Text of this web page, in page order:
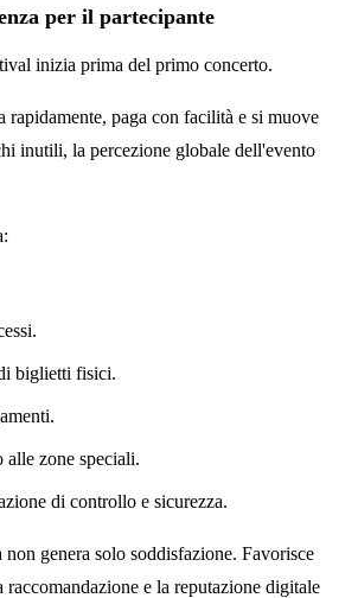
per il partecipante
inizia prima del primo concerto.
rapidamente, paga con facilità e si muove
inutili, la percezione globale dell'evento
biglietti fisici.
alle zone speciali.
di controllo e sicurezza.
non genera solo soddisfazione. Favorisce
raccomandazione e la reputazione digitale